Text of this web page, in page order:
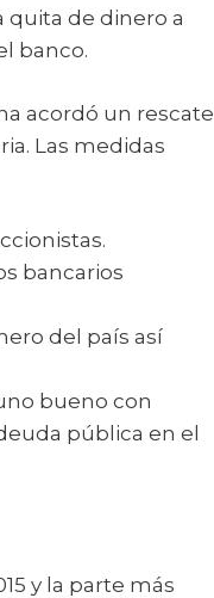
quita de dinero a
banco.
acordó un rescate
Las medidas
bancarios
del país así
bueno con
pública en el
y la parte más